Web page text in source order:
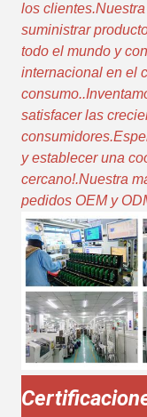
los
suministrar
todo el mundo y
internacional en el
satisfacer las
y establecer una
cercano!.Nuestra
pedidos OEM y